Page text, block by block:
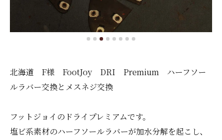
北海道 F様 FootJoy DRI Premium ハーフソー
ルラバー交換とメスネジ交換
フットジョイのドライプレミアムです。
塩ビ系素材のハーフソールラバーが加水分解を起こし、